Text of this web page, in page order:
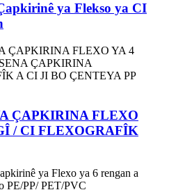
ya Flekso ya CI
ÇAPKIRINA FLEXO
/ CI FLEXOGRAFÎK